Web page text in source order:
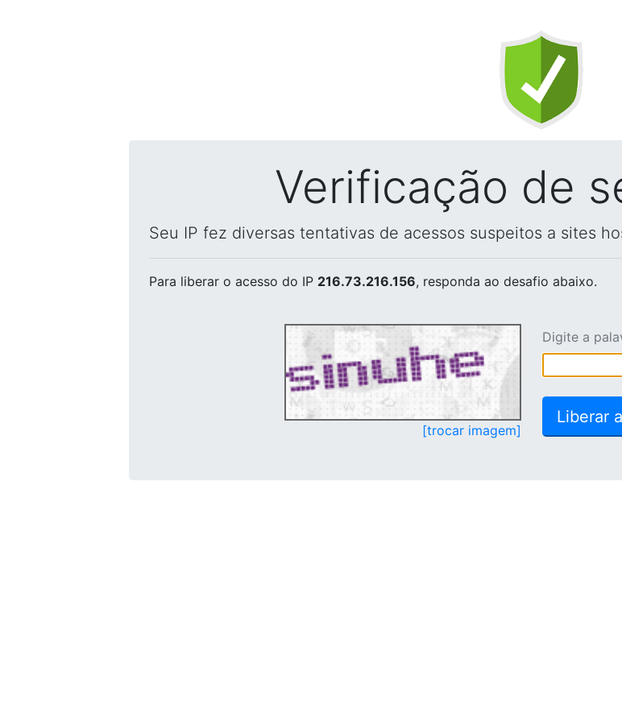
Verificação de
Seu IP fez diversas tentativas de acessos suspeitos a sites
Para liberar o acesso do IP 216.73.216.156, responda ao desafio abaixo.
[trocar imagem]
Digite a